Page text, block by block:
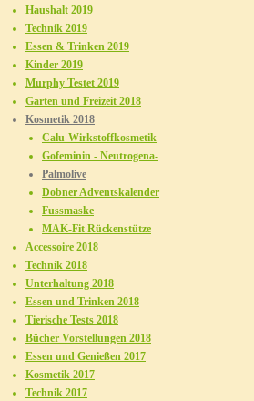
Haushalt 2019
Technik 2019
Essen & Trinken 2019
Kinder 2019
Murphy Testet 2019
Garten und Freizeit 2018
Kosmetik 2018
Calu-Wirkstoffkosmetik
Gofeminin - Neutrogena-
Palmolive
Dobner Adventskalender
Fussmaske
MAK-Fit Rückenstütze
Accessoire 2018
Technik 2018
Unterhaltung 2018
Essen und Trinken 2018
Tierische Tests 2018
Bücher Vorstellungen 2018
Essen und Genießen 2017
Kosmetik 2017
Technik 2017